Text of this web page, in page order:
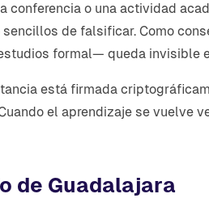
o una actividad
de falsificar. Como
formal— queda invisible
está firmada
el aprendizaje se vuelve
de Guadalajara